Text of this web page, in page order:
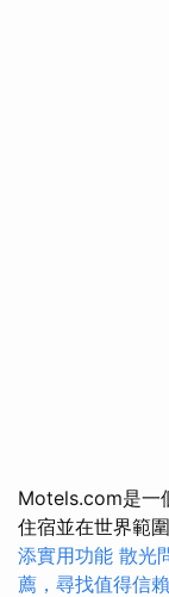
Motels.com是一
住宿並在世界範
添實用功能 散光
薦，尋找值得信